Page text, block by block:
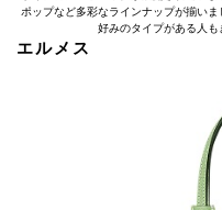
ポップなど多彩なラインナップが揃い
好みのタイプがある人も
エルメス